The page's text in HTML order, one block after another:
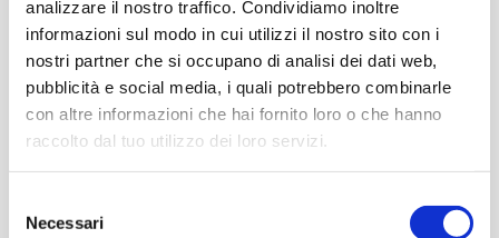
analizzare il nostro traffico. Condividiamo inoltre
informazioni sul modo in cui utilizzi il nostro sito con i
nostri partner che si occupano di analisi dei dati web,
pubblicità e social media, i quali potrebbero combinarle
con altre informazioni che hai fornito loro o che hanno
raccolto dal tuo utilizzo dei loro servizi.
delNecessari